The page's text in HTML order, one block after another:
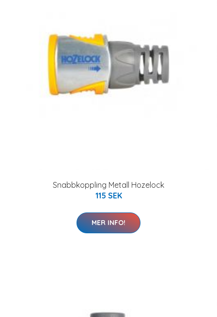
Snabbkoppling Metall Hozelock
115 SEK
MER INFO!